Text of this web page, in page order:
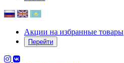
Акции на избранные товары
Перейти